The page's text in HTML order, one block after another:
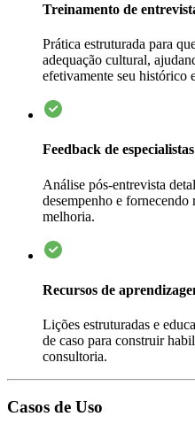
Treinamento de
Prática estruturada para
adequação cultural,
efetivamente seu histórico
Feedback de
Análise pós-entrevista
desempenho e fornecendo
melhoria.
Recursos de
Lições estruturadas e
de caso para construir
consultoria.
Casos de Uso